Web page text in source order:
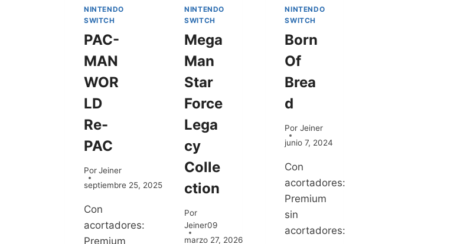
NINTENDO
SWITCH
PAC-
MAN
WOR
LD
Re-
PAC
PorJeiner
septiembre 25, 2025
Con
acortadores:
Premium
NINTENDO
SWITCH
Mega
Man
Star
Force
Lega
cy
Colle
ction
Por
Jeiner09
marzo 27, 2026
NINTENDO
SWITCH
Born
Of
Brea
d
Por Jeiner
junio 7, 2024
Con
acortadores:
Premium
sin
acortadores: